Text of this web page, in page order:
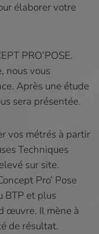
élaborer votre
PRO’POSE.
nous vous
Après une étude
sera présentée.
vos métrés à partir
Techniques
sur site.
Pro’ Pose
BTP et plus
œuvre. Il mène à
de résultat.